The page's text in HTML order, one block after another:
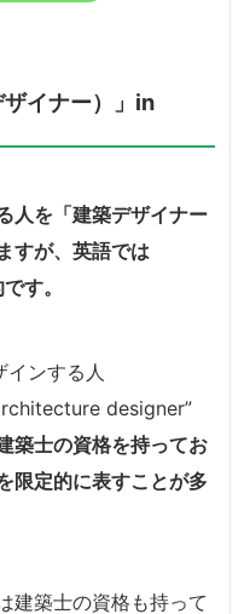
ザイナー）」in
人を「建築デザイナー
すが、英語では
す。
ンする人
designer”
建築士の資格を持ってお
限定的に表すことが多
建築士の資格も持って